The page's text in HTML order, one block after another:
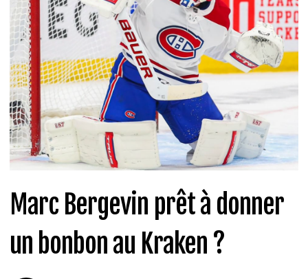
Marc Bergevin prêt à donner
un bonbon au Kraken ?